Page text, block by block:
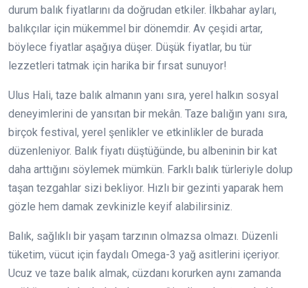
durum balık fiyatlarını da doğrudan etkiler. İlkbahar ayları,
balıkçılar için mükemmel bir dönemdir. Av çeşidi artar,
böylece fiyatlar aşağıya düşer. Düşük fiyatlar, bu tür
lezzetleri tatmak için harika bir fırsat sunuyor!
Ulus Hali, taze balık almanın yanı sıra, yerel halkın sosyal
deneyimlerini de yansıtan bir mekân. Taze balığın yanı sıra,
birçok festival, yerel şenlikler ve etkinlikler de burada
düzenleniyor. Balık fiyatı düştüğünde, bu albeninin bir kat
daha arttığını söylemek mümkün. Farklı balık türleriyle dolup
taşan tezgahlar sizi bekliyor. Hızlı bir gezinti yaparak hem
gözle hem damak zevkinizle keyif alabilirsiniz.
Balık, sağlıklı bir yaşam tarzının olmazsa olmazı. Düzenli
tüketim, vücut için faydalı Omega-3 yağ asitlerini içeriyor.
Ucuz ve taze balık almak, cüzdanı korurken aynı zamanda